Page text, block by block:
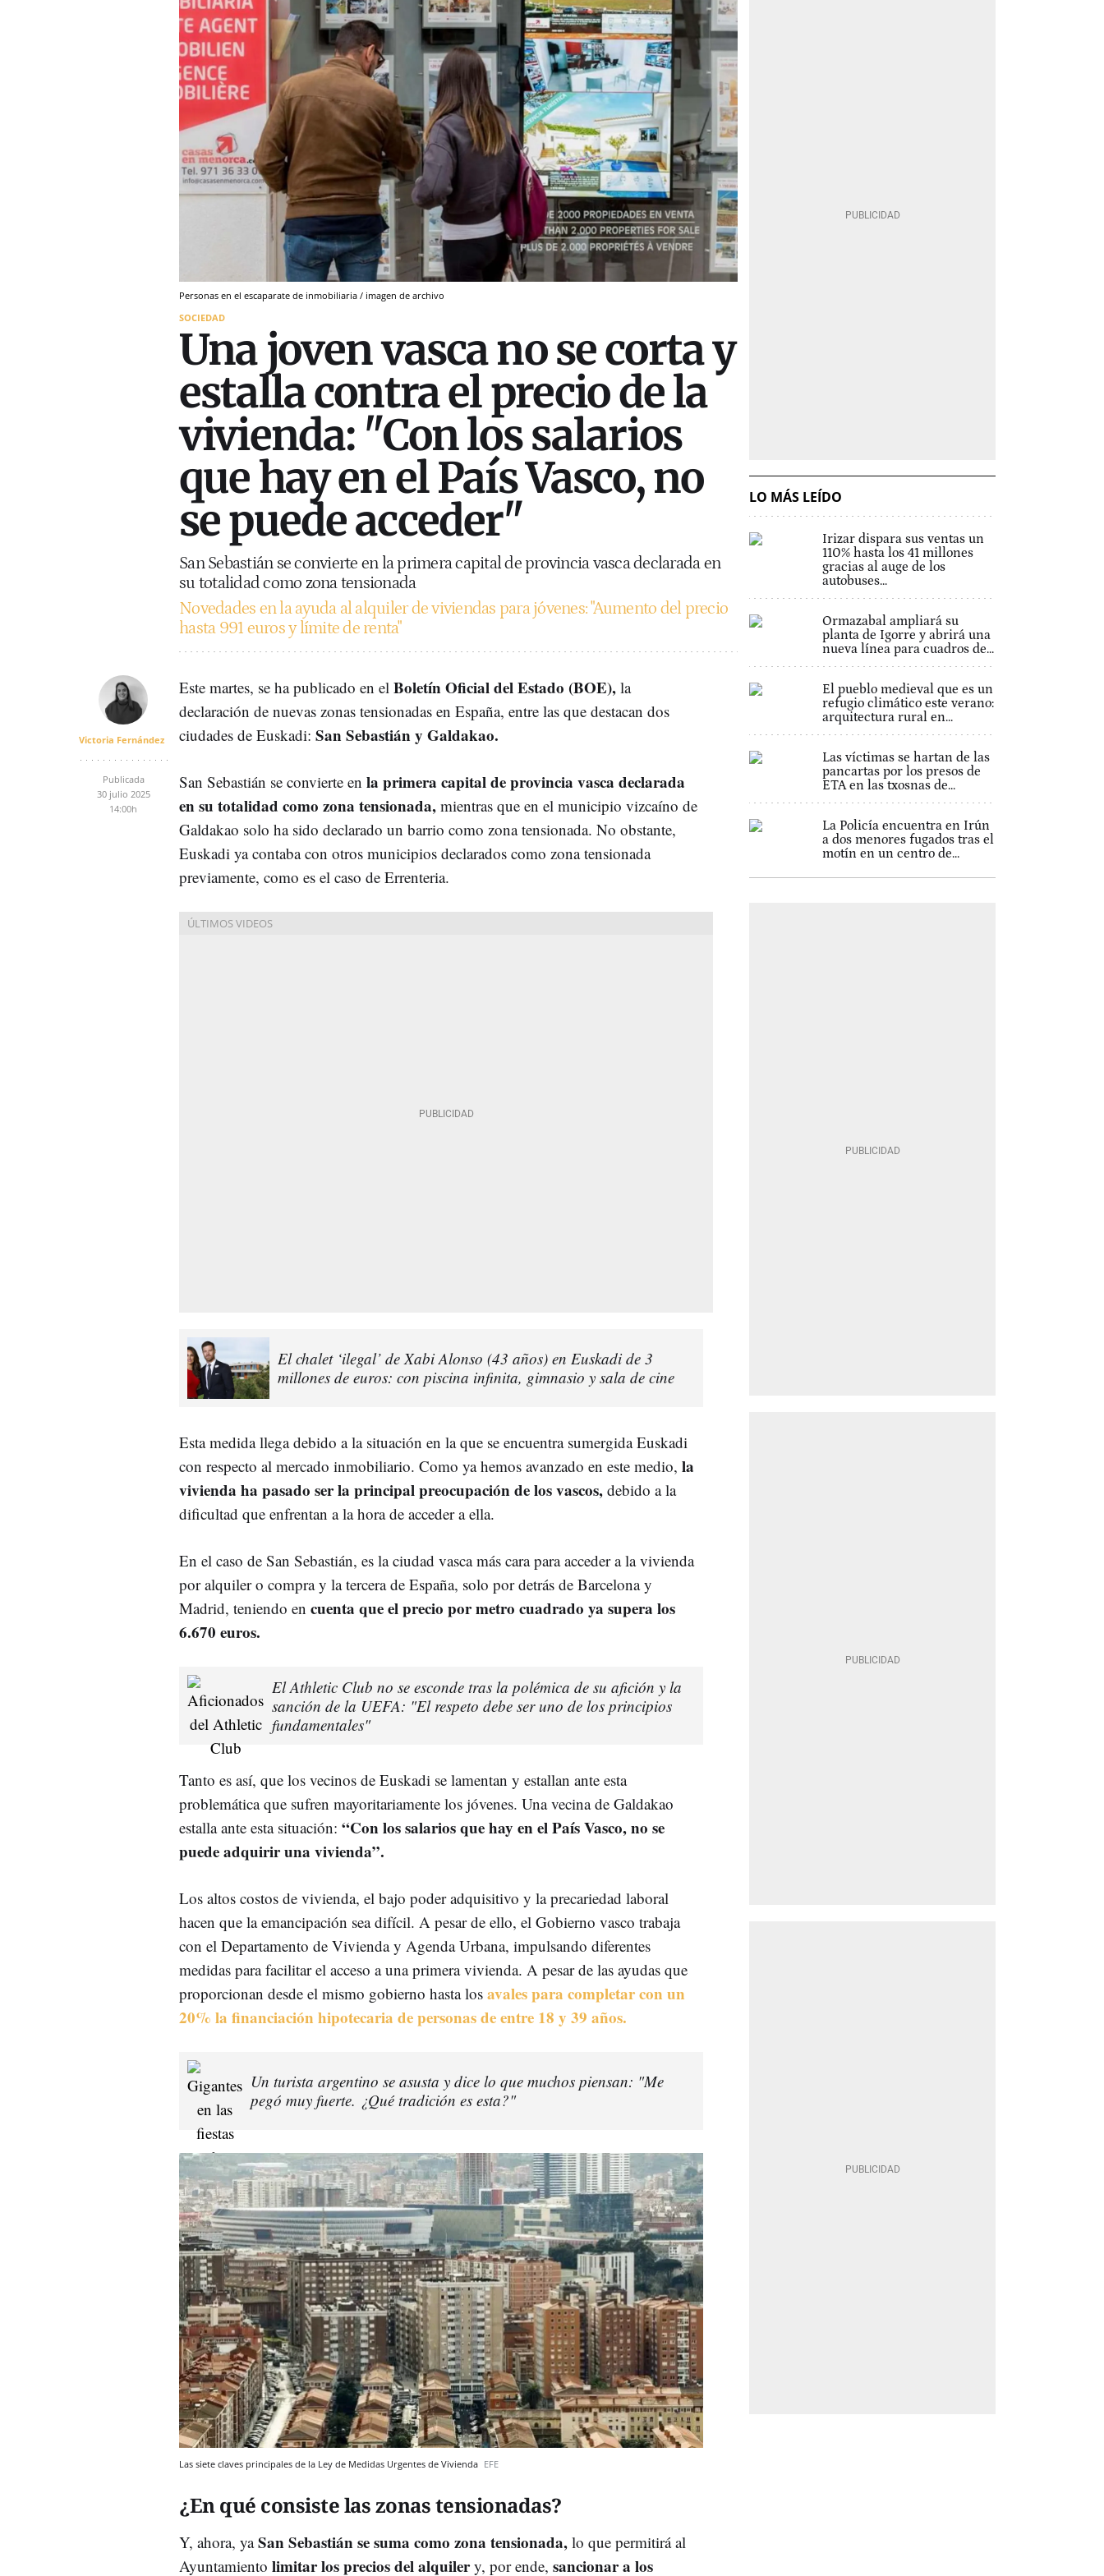
Personas en el escaparate de inmobiliaria / imagen de archivo
SOCIEDAD
Una joven vasca no se corta y
estalla contra el precio de la
vivienda: "Con los salarios
que hay en el País Vasco, no
se puede acceder"
San Sebastián se convierte en la primera capital de provincia vasca declarada en
su totalidad como zona tensionada
Novedades en la ayuda al alquiler de viviendas para jóvenes: "Aumento del precio
hasta 991 euros y límite de renta"
Victoria Fernández
Publicada
30 julio 2025
14:00h
Este martes, se ha publicado en el Boletín Oficial del Estado (BOE), la
declaración de nuevas zonas tensionadas en España, entre las que destacan dos
ciudades de Euskadi: San Sebastián y Galdakao.
San Sebastián se convierte en la primera capital de provincia vasca declarada
en su totalidad como zona tensionada, mientras que en el municipio vizcaíno de
Galdakao solo ha sido declarado un barrio como zona tensionada. No obstante,
Euskadi ya contaba con otros municipios declarados como zona tensionada
previamente, como es el caso de Errenteria.
El chalet ‘ilegal’ de Xabi Alonso (43 años) en Euskadi de 3
millones de euros: con piscina infinita, gimnasio y sala de cine
Esta medida llega debido a la situación en la que se encuentra sumergida Euskadi
con respecto al mercado inmobiliario. Como ya hemos avanzado en este medio, la
vivienda ha pasado ser la principal preocupación de los vascos, debido a la
dificultad que enfrentan a la hora de acceder a ella.
En el caso de San Sebastián, es la ciudad vasca más cara para acceder a la vivienda
por alquiler o compra y la tercera de España, solo por detrás de Barcelona y
Madrid, teniendo en cuenta que el precio por metro cuadrado ya supera los
6.670 euros.
El Athletic Club no se esconde tras la polémica de su afición y la
sanción de la UEFA: "El respeto debe ser uno de los principios
fundamentales"
Tanto es así, que los vecinos de Euskadi se lamentan y estallan ante esta
problemática que sufren mayoritariamente los jóvenes. Una vecina de Galdakao
estalla ante esta situación: “Con los salarios que hay en el País Vasco, no se
puede adquirir una vivienda”.
Los altos costos de vivienda, el bajo poder adquisitivo y la precariedad laboral
hacen que la emancipación sea difícil. A pesar de ello, el Gobierno vasco trabaja
con el Departamento de Vivienda y Agenda Urbana, impulsando diferentes
medidas para facilitar el acceso a una primera vivienda. A pesar de las ayudas que
proporcionan desde el mismo gobierno hasta los avales para completar con un
20% la financiación hipotecaria de personas de entre 18 y 39 años.
Un turista argentino se asusta y dice lo que muchos piensan: "Me
pegó muy fuerte. ¿Qué tradición es esta?"
Las siete claves principales de la Ley de Medidas Urgentes de Vivienda EFE
¿En qué consiste las zonas tensionadas?
Y, ahora, yaSan Sebastián se suma como zona tensionada, lo que permitirá al
Ayuntamiento limitar los precios del alquilery, por ende, sancionar a los
LO MÁS LEÍDO
Irizar dispara sus ventas un
110% hasta los 41 millones
gracias al auge de los
autobuses...
Ormazabal ampliará su
planta de Igorre y abrirá una
nueva línea para cuadros de...
El pueblo medieval que es un
refugio climático este verano:
arquitectura rural en...
Las víctimas se hartan de las
pancartas por los presos de
ETA en las txosnas de...
La Policía encuentra en Irún
a dos menores fugados tras el
motín en un centro de...